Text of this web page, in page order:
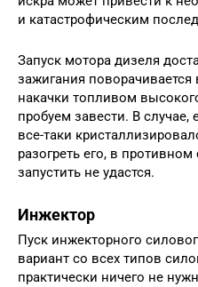
и катастрофическим
Запуск мотора дизеля
зажигания
накачки топливом
пробуем завести. В
все-таки
разогреть его, в противном
запустить не удастся.
Инжектор
Пуск инжекторного
вариант со всех типов
практически ничего не